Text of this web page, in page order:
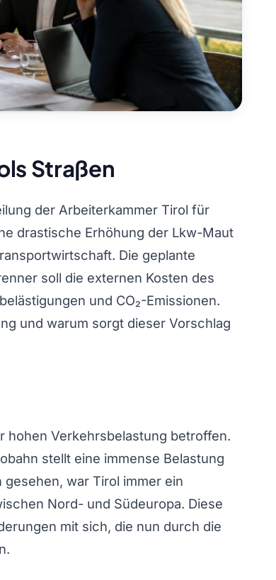
Straßen
der Arbeiterkammer Tirol für
drastische Erhöhung der Lkw-Maut
Die geplante
soll die externen Kosten des
und CO₂-Emissionen.
und warum sorgt dieser Vorschlag
hohen Verkehrsbelastung betroffen.
stellt eine immense Belastung
war Tirol immer ein
Nord- und Südeuropa. Diese
mit sich, die nun durch die